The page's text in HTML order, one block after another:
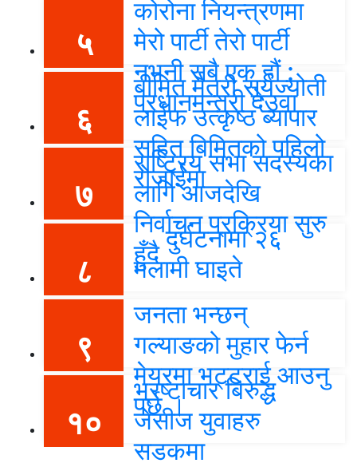
५
कोरोना नियन्त्रणमा
मेरो पार्टी तेरो पार्टी
नभनी सबै एक हौं :
प्रधानमन्त्री देउवा
६
बीमित मैत्री सूर्यज्योती
लाईफ उत्कृष्ठ ब्यापार
सहित बिमितको पहिलो
रोजाईमा
७
राष्ट्रिय सभा सदस्यका
लागि आजदेखि
निर्वाचन प्रक्रिया सुरु
हुँदै
८
दुर्घटनामा २६
मलामी घाइते
९
जनता भन्छन्
गल्याङको मुहार फेर्न
मेयरमा भट्टराई आउनु
पर्छ ।
१०
भ्रष्टाचार बिरुद्ध
जेसीज युवाहरु
सडकमा